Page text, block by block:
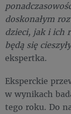
doskonałym
dzieci, jak i ich
będą się
ekspertka.
Eksperckie
w wynikach
tego roku. Do